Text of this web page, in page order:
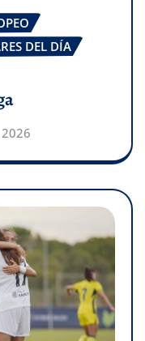
DEL DÍA